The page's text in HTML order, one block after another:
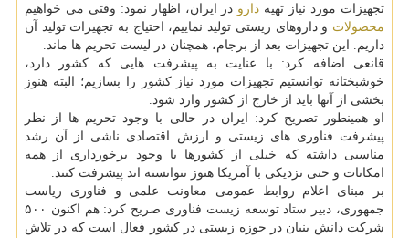
تجهیزات مورد نیاز تهیه دارو در ایران، اظهار نمود: وقتی می خواهیم
محصولات و داروهای زیستی تولید نماییم، احتیاج به تجهیزات تولید آن
داریم. این تجهیزات بعد از برجام، همچنان در لیست تحریم ها ماند.
قانعی اضافه كرد: با عنایت به پیشرفت هایی كه كشور دارد،
خوشبختانه توانستیم تجهیزات مورد نیاز كشور را بسازیم؛ البته هنوز
بخشی از آنها باید از خارج از كشور وارد شود.
او همینطور تصریح كرد: ایران در حالی با وجود تحریم ها از نظر
پیشرفت فناوری های زیستی و ارزش اقتصادی ناشی از آن رشد
مناسبی داشته كه خیلی از كشورها با وجود برخورداری از همه
امكانات و حتی نزدیكی با آمریكا هنوز نتوانسته اند پیشرفت كنند.
بر مبنای اعلام روابط عمومی معاونت علمی و فناوری ریاست
جمهوری، دبیر ستاد توسعه زیست فناوری صریح كرد: هم اكنون ۵۰۰
شركت دانش بنیان در حوزه زیستی در كشور فعال است كه در تلاش